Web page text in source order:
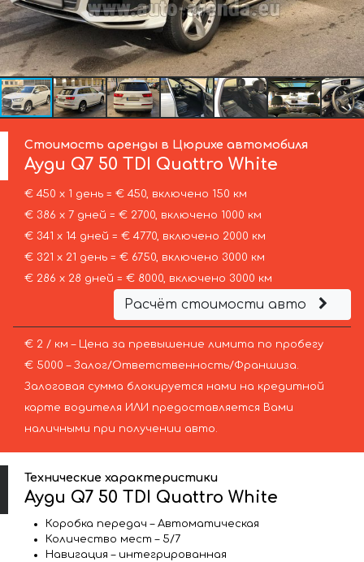
Стоимость аренды в Цюрихе автомобиля
Ауди Q7 50 TDI Quattro White
€ 450 х 1 день = € 450, включено 150 км
€ 386 х 7 дней = € 2700, включено 1000 км
€ 341 х 14 дней = € 4770, включено 2000 км
€ 321 х 21 день = € 6750, включено 3000 км
€ 286 х 28 дней = € 8000, включено 3000 км
Расчёт стоимости авто
€ 2 / км – Цена за превышение лимита по пробегу
€ 5000 – Залог/Ответственность/Франшиза.
Залоговая сумма блокируется нами на кредитной
карте водителя ИЛИ предоставляется Вами
наличными при получении авто.
Технические характеристики
Ауди Q7 50 TDI Quattro White
Коробка передач – Автоматическая
Количество мест – 5/7
Навигация – интегрированная